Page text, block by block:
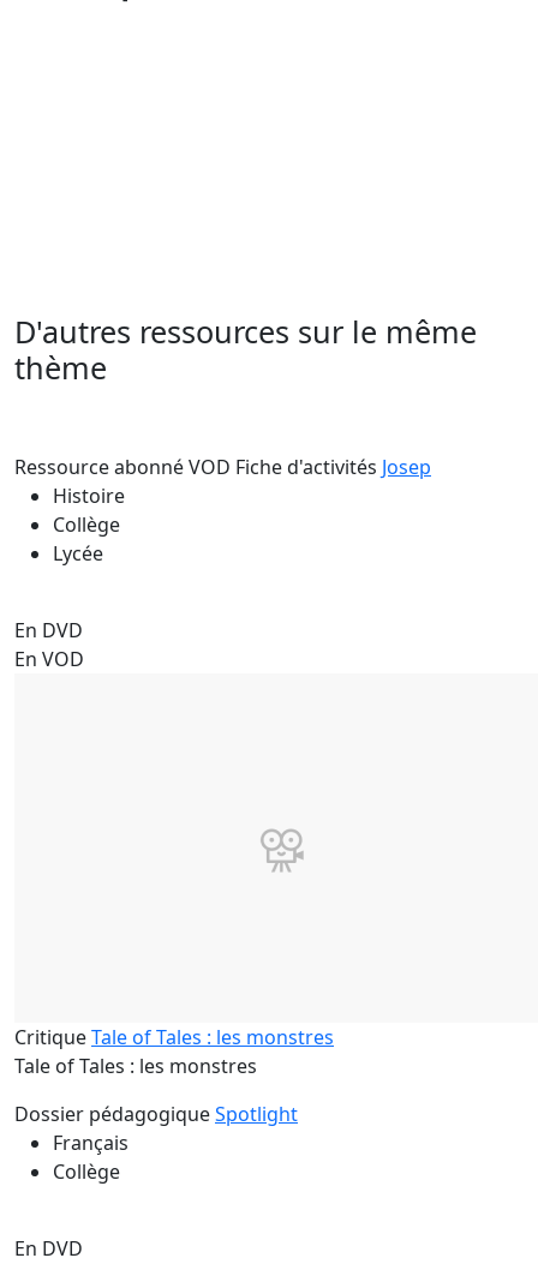
D'autres ressources sur le même
thème
Ressource abonné VOD Fiche d'activités Josep
Histoire
Collège
Lycée
En DVD
En VOD
CritiqueTale of Tales : les monstres
Tale of Tales : les monstres
Dossier pédagogiqueSpotlight
Français
Collège
En DVD